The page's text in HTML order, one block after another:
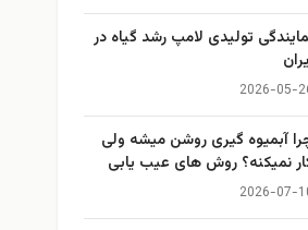
تولیدی لامپ رشد گیاه در
2026-05-
آبمیوه گیری روشن میشه ولی
نمیکنه؟ روش های عیب یابی
2026-07-